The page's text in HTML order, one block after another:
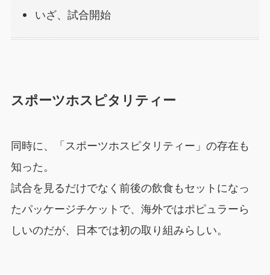
いざ、試合開始
スポーツホスピタリティー
同時に、「スポーツホスピタリティー」の存在も
知った。
試合を見るだけでなく前後の飲食もセットになっ
たパッケージチケットで、海外ではポピュラーら
しいのだが、日本では初の取り組みらしい。